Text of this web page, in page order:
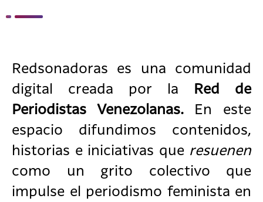
Redsonadoras es una comunidad
digital creada por la Red de
Periodistas Venezolanas.En este
espacio difundimos contenidos,
historias e iniciativas que resuenen
como un grito colectivo que
impulse el periodismo feminista en